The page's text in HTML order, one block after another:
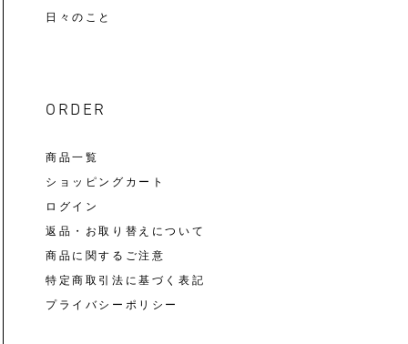
日々のこと
ORDER
商品一覧
ショッピングカート
ログイン
返品・お取り替えについて
商品に関するご注意
特定商取引法に基づく表記
プライバシーポリシー